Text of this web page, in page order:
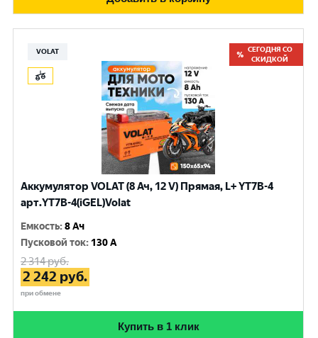
VOLAT
СЕГОДНЯ СО
СКИДКОЙ
Аккумулятор VOLAT (8 Ач, 12 V) Прямая, L+ YT7B-4
арт.YT7B-4(iGEL)Volat
Емкость:8 Ач
Пусковой ток: 130 A
2 314руб.
2 242 руб.
при обмене
Купить в 1 клик